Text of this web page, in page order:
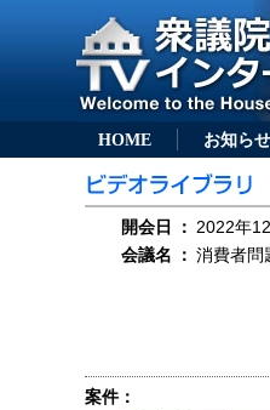
HOME お知らせ
開会日 ： 2022年
会議名
： 消費者問
案件：